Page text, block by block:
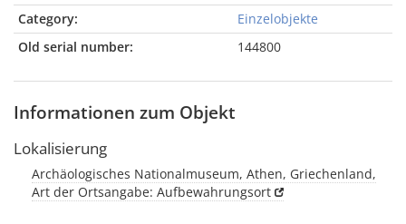
Category:
Einzelobjekte
Old serial number:
144800
Informationen zum Objekt
Lokalisierung
Archäologisches Nationalmuseum, Athen, Griechenland,
Art der Ortsangabe: Aufbewahrungsort